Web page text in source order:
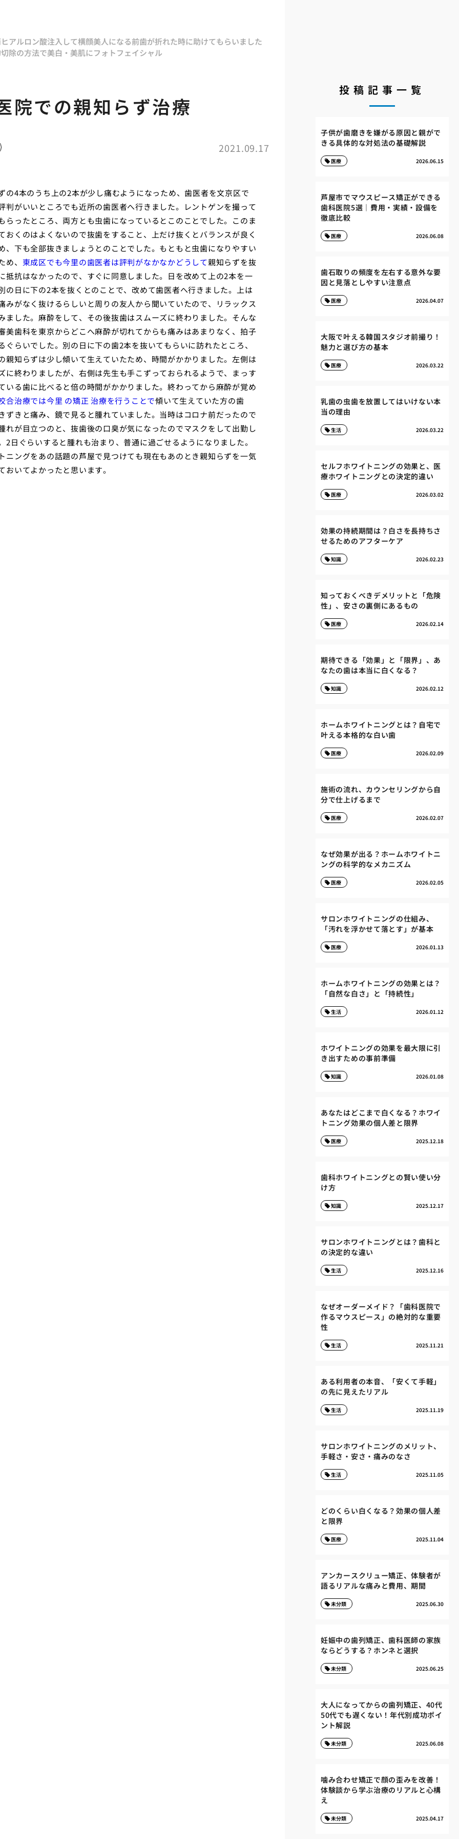
ヒアルロン酸注入して横顔美人になる前歯が折れた時に助けてもらいました
除の方法で美白・美肌にフォトフェイシャル
院での親知らず治療
2021.09.17
の4本のうち上の2本が少し痛むようになっため、歯医者を文京区で
判がいいところでも近所の歯医者へ行きました。レントゲンを撮って
らったところ、両方とも虫歯になっているとこのことでした。このま
おくのはよくないので抜歯をすること、上だけ抜くとバランスが良く
、下も全部抜きましょうとのことでした。もともと虫歯になりやすい
め、 東成区でも今里の歯医者は評判がなかなかどうして親知らずを抜
抵抗はなかったので、すぐに同意しました。日を改めて上の2本を一
の日に下の2本を抜くとのことで、改めて歯医者へ行きました。上は
みがなく抜けるらしいと周りの友人から聞いていたので、リラックス
ました。麻酔をして、その後抜歯はスムーズに終わりました。そんな
美歯科を東京からどこへ麻酔が切れてからも痛みはあまりなく、拍子
ぐらいでした。別の日に下の歯2本を抜いてもらいに訪れたところ、
親知らずは少し傾いて生えていたため、時間がかかりました。左側は
に終わりましたが、右側は先生も手こずっておられるようで、まっす
いる歯に比べると倍の時間がかかりました。終わってから麻酔が覚め
合治療では今里 の矯正 治療を行うことで傾いて生えていた方の歯
ずきと痛み、鏡で見ると腫れていました。当時はコロナ前だったので
れが目立つのと、抜歯後の口臭が気になったのでマスクをして出勤し
2日ぐらいすると腫れも治まり、普通に過ごせるようになりました。
ニングをあの話題の芦屋で見つけても現在もあのとき親知らずを一気
おいてよかったと思います。
投稿記事一覧
子供が歯磨きを嫌がる原因と親がで
きる具体的な対処法の基礎解説
2026.06.15
医療
芦屋市でマウスピース矯正ができる
歯科医院5選｜費用・実績・設備を
徹底比較
2026.06.08
医療
歯石取りの頻度を左右する意外な要
因と見落としやすい注意点
2026.04.07
医療
大阪で叶える韓国スタジオ前撮り！
魅力と選び方の基本
2026.03.22
医療
乳歯の虫歯を放置してはいけない本
当の理由
2026.03.22
生活
セルフホワイトニングの効果と、医
療ホワイトニングとの決定的違い
2026.03.02
医療
効果の持続期間は？白さを長持ちさ
せるためのアフターケア
2026.02.23
知識
知っておくべきデメリットと「危険
性」、安さの裏側にあるもの
2026.02.14
医療
期待できる「効果」と「限界」、あ
なたの歯は本当に白くなる？
2026.02.12
知識
ホームホワイトニングとは？自宅で
叶える本格的な白い歯
2026.02.09
医療
施術の流れ、カウンセリングから自
分で仕上げるまで
2026.02.07
医療
なぜ効果が出る？ホームホワイトニ
ングの科学的なメカニズム
2026.02.05
医療
サロンホワイトニングの仕組み、
「汚れを浮かせて落とす」が基本
2026.01.13
医療
ホームホワイトニングの効果とは？
「自然な白さ」と「持続性」
2026.01.12
生活
ホワイトニングの効果を最大限に引
き出すための事前準備
2026.01.08
知識
あなたはどこまで白くなる？ホワイ
トニング効果の個人差と限界
2025.12.18
医療
歯科ホワイトニングとの賢い使い分
け方
2025.12.17
知識
サロンホワイトニングとは？歯科と
の決定的な違い
2025.12.16
生活
なぜオーダーメイド？「歯科医院で
作るマウスピース」の絶対的な重要
性
2025.11.21
生活
ある利用者の本音、「安くて手軽」
の先に見えたリアル
2025.11.19
生活
サロンホワイトニングのメリット、
手軽さ・安さ・痛みのなさ
2025.11.05
生活
どのくらい白くなる？効果の個人差
と限界
2025.11.04
医療
アンカースクリュー矯正、体験者が
語るリアルな痛みと費用、期間
2025.06.30
未分類
妊娠中の歯列矯正、歯科医師の家族
ならどうする？ホンネと選択
2025.06.25
未分類
大人になってからの歯列矯正、40代
50代でも遅くない！年代別成功ポイ
ント解説
2025.06.08
未分類
噛み合わせ矯正で顔の歪みを改善！
体験談から学ぶ治療のリアルと心構
え
2025.04.17
未分類